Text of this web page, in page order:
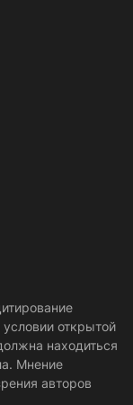
открытой
находиться
Мнение
авторов